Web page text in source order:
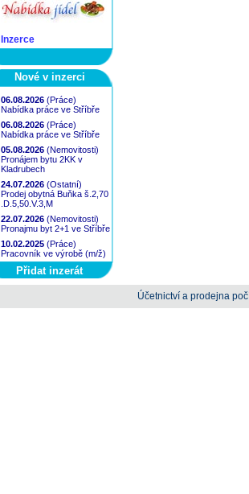
Inzerce
Nové v inzerci
06.08.2026 (Práce)
Nabídka práce ve Stříbře
06.08.2026 (Práce)
Nabídka práce ve Stříbře
05.08.2026 (Nemovitosti)
Pronájem bytu 2KK v
Kladrubech
24.07.2026 (Ostatní)
Prodej obytná Buňka š.2,70
.D.5,50.V.3,M
22.07.2026 (Nemovitosti)
Pronajmu byt 2+1 ve Stříbře
10.02.2025 (Práce)
Pracovník ve výrobě (m/ž)
Přidat inzerát
Účetnictví a prodejna